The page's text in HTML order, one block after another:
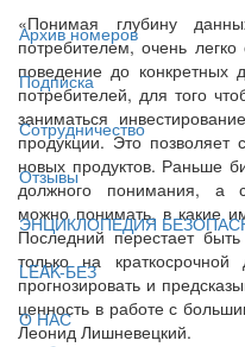
Архив номеров
Подписка
Сотрудничество
Отзывы
ЭНЦИКЛОПЕДИЯ
LEAK-БЕЗ
О НАС
«Понимая глубину
потребителем, очень легко
поведение до конкретных
потребителей, для того
заниматься
продукции. Это позволяет
новых продуктов. Раньше
должного понимания, а
можно понимать, в какие
Последний перестает
только на
прогнозировать и
ценность в работе с
Леонид Лишневецкий.